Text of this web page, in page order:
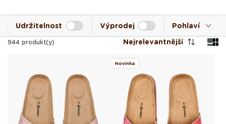
Pohlaví
Udržitelnost Výprodej
944 produkt(y) Nejrelevantnější
Novinka